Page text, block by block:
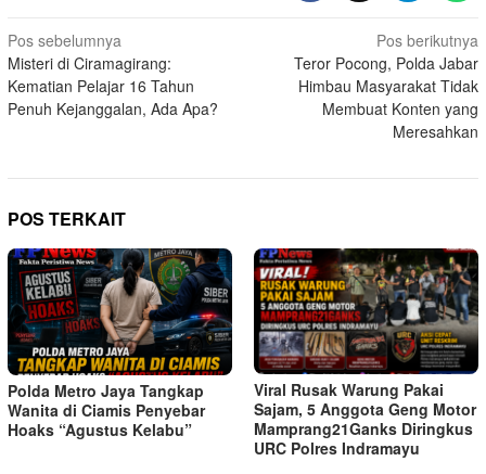
Navigasi
pos
Pos sebelumnya
Misteri di Ciramagirang:
Kematian Pelajar 16 Tahun
Penuh Kejanggalan, Ada Apa?
Pos berikutnya
Teror Pocong, Polda Jabar
Himbau Masyarakat Tidak
Membuat Konten yang
Meresahkan
POS TERKAIT
Polda Metro Jaya Tangkap
Wanita di Ciamis Penyebar
Hoaks “Agustus Kelabu”
Viral Rusak Warung Pakai
Sajam, 5 Anggota Geng Motor
Mamprang21Ganks Diringkus
URC Polres Indramayu